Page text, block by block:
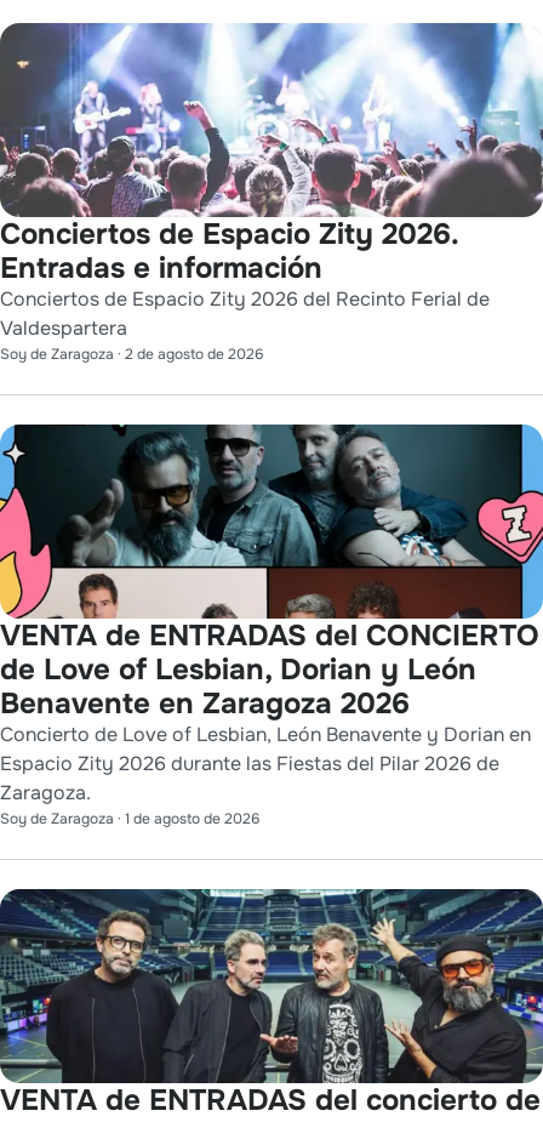
Conciertos de Espacio Zity 2026.
Entradas e información
Conciertos de Espacio Zity 2026 del Recinto Ferial de
Valdespartera
Soy de Zaragoza · 2 de agosto de 2026
VENTA de ENTRADAS del CONCIERTO
de Love of Lesbian, Dorian y León
Benavente en Zaragoza 2026
Concierto de Love of Lesbian, León Benavente y Dorian en
Espacio Zity 2026 durante las Fiestas del Pilar 2026 de
Zaragoza.
Soy de Zaragoza · 1 de agosto de 2026
VENTA de ENTRADAS del concierto de